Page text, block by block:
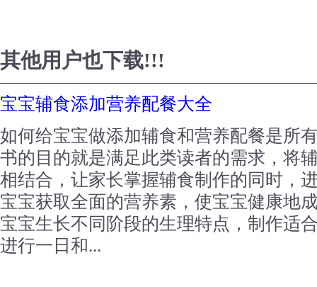
其他用户也下载!!!
宝宝辅食添加营养配餐大全
如何给宝宝做添加辅食和营养配餐是所
书的目的就是满足此类读者的需求，将
相结合，让家长掌握辅食制作的同时，
宝宝获取全面的营养素，使宝宝健康地
宝宝生长不同阶段的生理特点，制作适
进行一日和...